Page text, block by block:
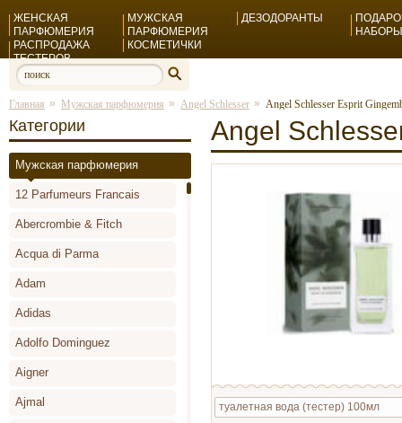
ЖЕНСКАЯ
ПАРФЮМЕРИЯ
МУЖСКАЯ
ПАРФЮМЕРИЯ
ДЕЗОДОРАНТЫ
НАБОРЫ
РАСПРОДАЖА
ТЕСТЕРОВ
КОСМЕТИЧКИ
Главная » Мужская парфюмерия » Angel Schlesser » Angel Schlesser Esprit
Категории
Мужская парфюмерия
12 Parfumeurs Francais
Abercrombie & Fitch
Acqua di Parma
Adam
Adidas
Adolfo Dominguez
Aigner
Ajmal
Angel
туалетная вода (тестер) 100мл